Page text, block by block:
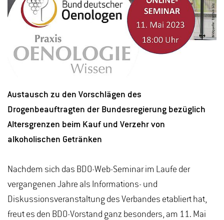
Austausch zu den Vorschlägen des
Drogenbeauftragten der Bundesregierung bezüglich
Altersgrenzen beim Kauf und Verzehr von
alkoholischen Getränken
Nachdem sich das BDO-Web-Seminar im Laufe der
vergangenen Jahre als Informations- und
Diskussionsveranstaltung des Verbandes etabliert hat,
freut es den BDO-Vorstand ganz besonders, am 11. Mai